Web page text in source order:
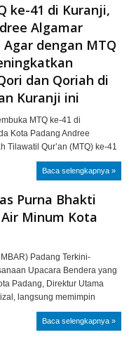
ke-41 di Kuranji,
Algamar
Agar dengan MTQ
dan Qoriah di
Kuranji ini
MTQ ke-41 di
Kota Padang Andree
Qur’an (MTQ) ke-41
Baca selengkapnya »
Purna Bhakti
Minum Kota
Padang Terkini-
Upacara Bendera yang
Padang, Direktur Utama
langsung memimpin
Baca selengkapnya »